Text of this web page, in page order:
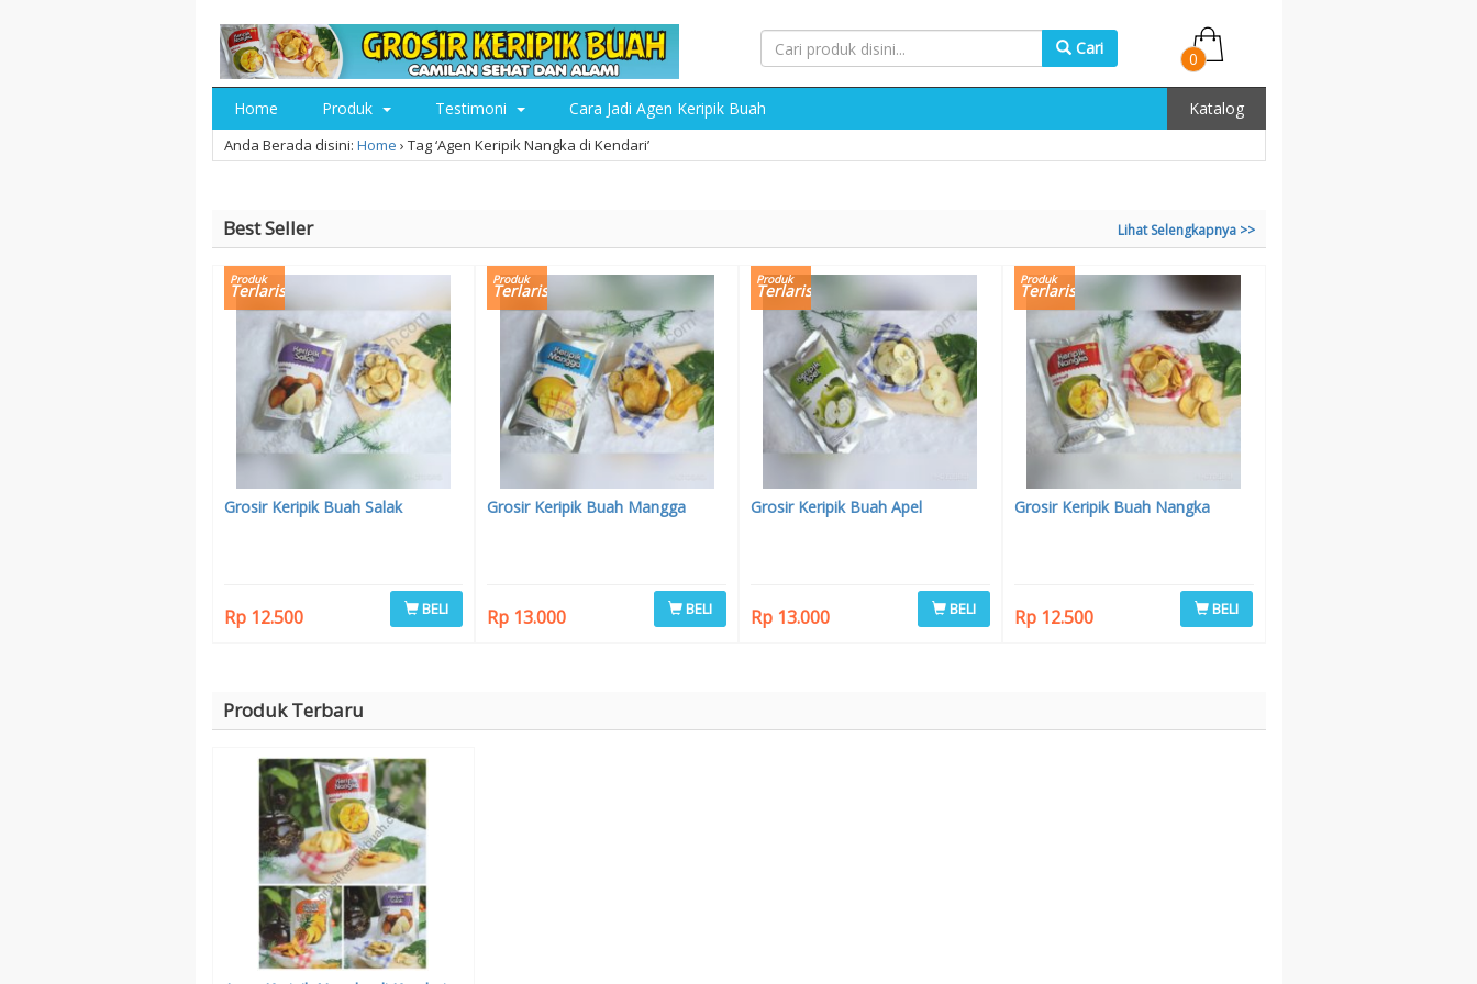
Cari
0
Home Produk Testimoni Cara Jadi Agen Keripik Buah Katalog
Anda Berada disini: Home › Tag ‘Agen Keripik Nangka di Kendari’
Best Seller Lihat Selengkapnya >>
Produk
Terlaris
Grosir Keripik Buah Salak
Rp 12.500 BELI
Produk
Terlaris
Grosir Keripik Buah Mangga
Rp 13.000 BELI
Produk
Terlaris
Grosir Keripik Buah Apel
Rp 13.000 BELI
Produk
Terlaris
Grosir Keripik Buah Nangka
Rp 12.500 BELI
Produk Terbaru